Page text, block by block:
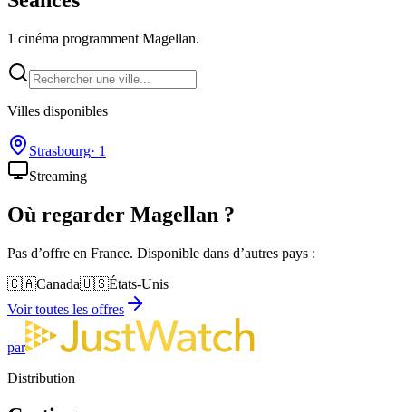
1 cinéma programment Magellan.
Villes disponibles
Strasbourg· 1
Streaming
Où regarder Magellan ?
Pas d’offre en France. Disponible dans d’autres pays :
🇨🇦Canada🇺🇸États-Unis
Voir toutes les offres
par
Distribution